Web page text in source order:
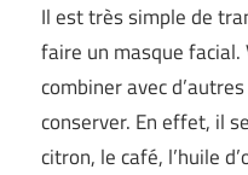
Il est très simple de
faire un masque
combiner avec
conserver. En effet, il
citron, le café, l’huile